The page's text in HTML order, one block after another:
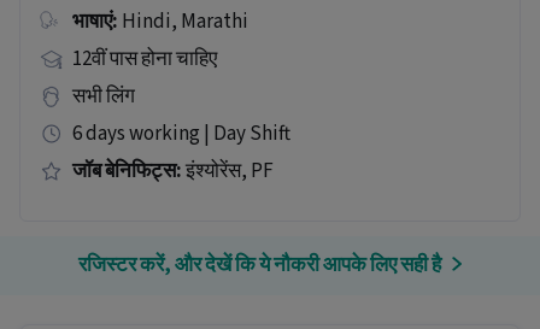
भाषाएं: Hindi, Marathi
12वीं पास होना चाहिए
सभी लिंग
6 days working | Day Shift
जॉब बेनिफिट्स:इंश्योरेंस, PF
रजिस्टर करें, और देखें कि ये नौकरी आपके लिए सही है